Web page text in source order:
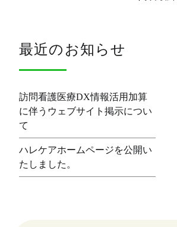
最近のお知らせ
訪問看護医療DX情報活用加算
に伴うウェブサイト掲示につい
て
ハレケアホームページを公開い
たしました。